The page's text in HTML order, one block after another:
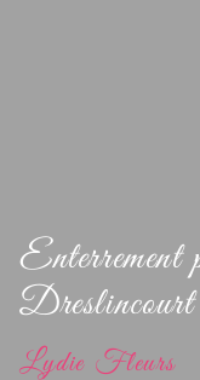
Dreslincourt
Lydie Fleurs